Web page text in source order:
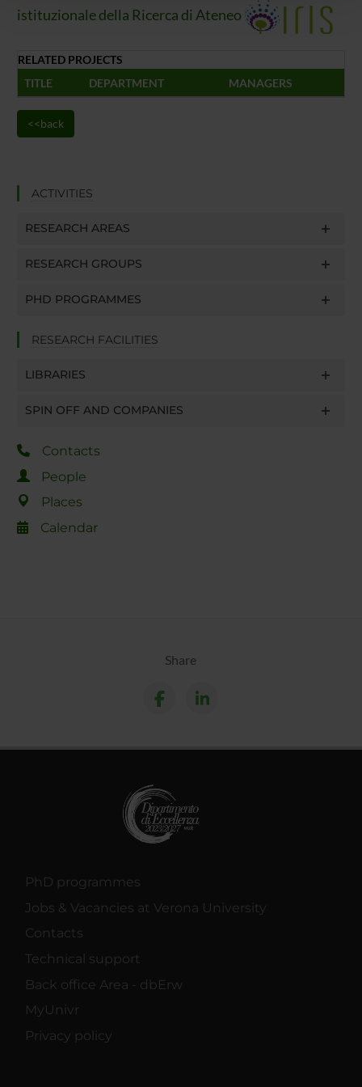
con altre informazioni che hai fornito loro o che hanno
istituzionale della Ricerca di Ateneo
RELATED PROJECTS
TITLE
DEPARTMENT MANAGERS
<<back
ACTIVITIES
RESEARCH AREAS
RESEARCH GROUPS
PHD PROGRAMMES
RESEARCH FACILITIES
LIBRARIES
SPIN OFF AND COMPANIES
Contacts
People
Places
Calendar
Share
PhD programmes
Jobs & Vacancies at Verona University
Contacts
Technical support
Back office Area - dbErw
MyUnivr
Privacy policy